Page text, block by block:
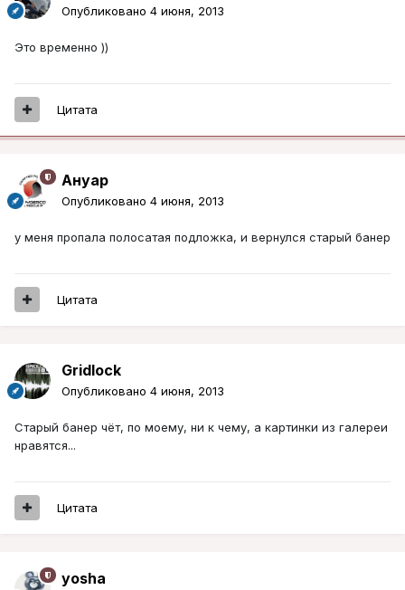
Опубликовано 4 июня, 2013
Это временно ))
Цитата
Ануар
Опубликовано 4 июня, 2013
у меня пропала полосатая подложка, и вернулся старый банер
Цитата
Gridlock
Опубликовано 4 июня, 2013
Старый банер чёт, по моему, ни к чему, а картинки из галереи
нравятся...
Цитата
yosha